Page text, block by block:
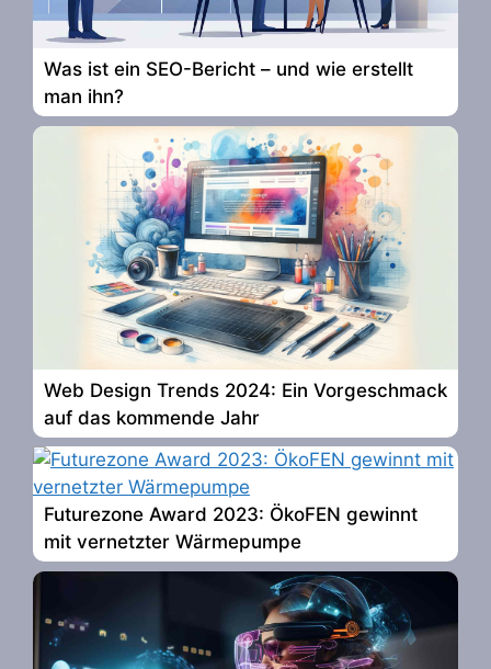
Was ist ein SEO-Bericht – und wie erstellt
man ihn?
Web Design Trends 2024: Ein Vorgeschmack
auf das kommende Jahr
Futurezone Award 2023: ÖkoFEN gewinnt
mit vernetzter Wärmepumpe